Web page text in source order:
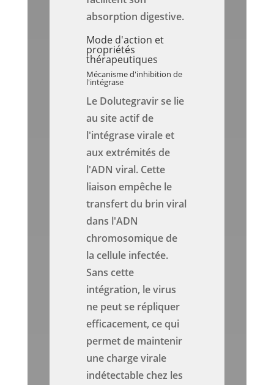
absorption digestive.
Mode d'action et
propriétés
thérapeutiques
Mécanisme d'inhibition de
l'intégrase
Le Dolutegravir se lie
au site actif de
l'intégrase virale et
aux extrémités de
l'ADN viral. Cette
liaison empêche le
transfert du brin viral
dans l'ADN
chromosomique de
la cellule infectée.
Sans cette
intégration, le virus
ne peut se répliquer
efficacement, ce qui
permet de maintenir
une charge virale
indétectable chez les